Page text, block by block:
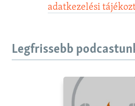
adatkezelési
Legfrissebb